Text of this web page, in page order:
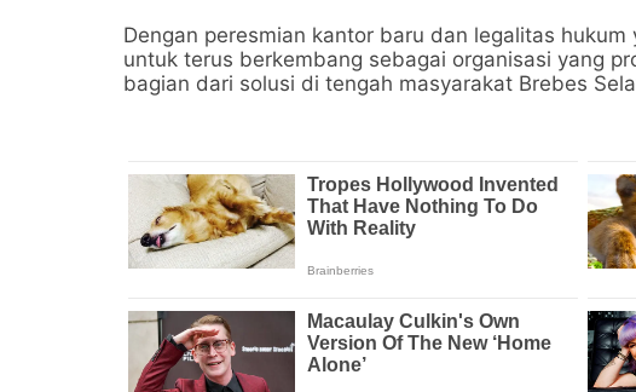
Dengan peresmian kantor baru dan legalitas
untuk terus berkembang sebagai organisasi yang
bagian dari solusi di tengah masyarakat Brebes